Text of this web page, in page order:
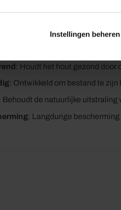
Instellingen beheren
Buitenduurzaamheid: Geschikt
: Zorgt voor een
: Houdt het hout gezond door
: Ontwikkeld om bestand te
: Behoudt de natuurlijke uitstraling
: Langdurige